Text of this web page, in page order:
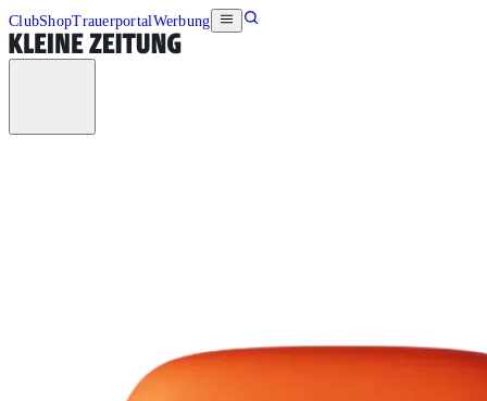
ClubShopTrauerportalWerbung